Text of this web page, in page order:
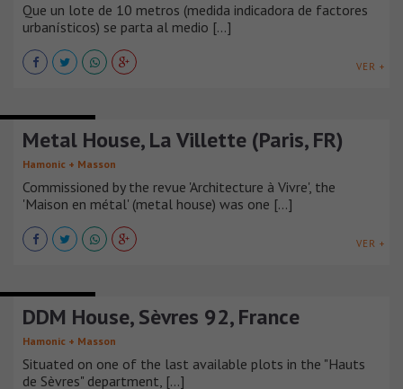
Que un lote de 10 metros (medida indicadora de factores
urbanísticos) se parta al medio [...]
VER +
Metal House, La Villette (Paris, FR)
Hamonic + Masson
Commissioned by the revue 'Architecture à Vivre', the
'Maison en métal' (metal house) was one [...]
VER +
DDM House, Sèvres 92, France
Hamonic + Masson
Situated on one of the last available plots in the "Hauts
de Sèvres" department, [...]